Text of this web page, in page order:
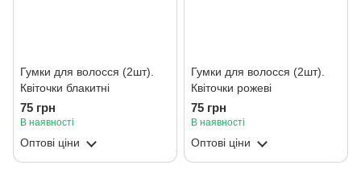
Гумки для волосся (2шт).
Квіточки блакитні
75 грн
В наявності
Оптові ціни
Гумки для волосся (2шт).
Квіточки рожеві
75 грн
В наявності
Оптові ціни